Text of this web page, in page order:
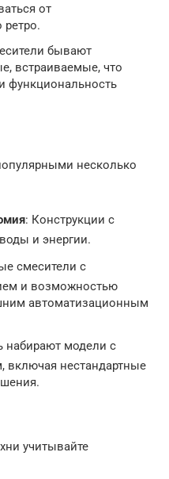
от
бывают
встраиваемые, что
функциональность
несколько
: Конструкции с
и энергии.
смесители с
и возможностью
автоматизационным
набирают модели с
нестандартные
учитывайте